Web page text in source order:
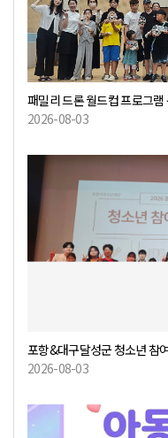
패밀리 드론 월드컵 프로그
2026-08-03
포항&대구달성군 청소년 참
2026-08-03